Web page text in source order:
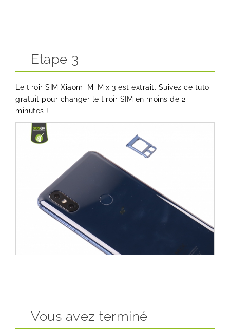
Etape 3
Le tiroir SIM Xiaomi Mi Mix 3 est extrait. Suivez ce tuto
gratuit pour changer le tiroir SIM en moins de 2
minutes !
Vous avez terminé